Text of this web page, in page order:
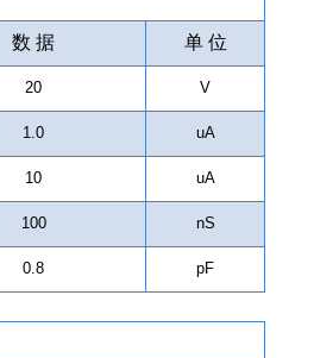
数 据 单 位
20 V
1.0 uA
10 uA
100 nS
0.8 pF